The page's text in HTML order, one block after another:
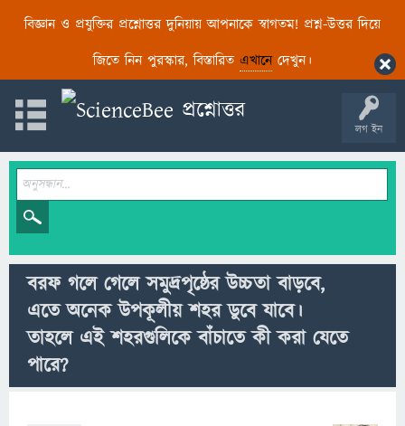
বিজ্ঞান ও প্রযুক্তির প্রশ্নোত্তর দুনিয়ায় আপনাকে স্বাগতম! প্রশ্ন-উত্তর দিয়ে
জিতে নিন পুরস্কার, বিস্তারিত এখানেদেখুন।
লগ ইন
বরফ গলে গেলে সমুদ্রপৃষ্ঠের উচ্চতা বাড়বে,
এতে অনেক উপকূলীয় শহর ডুবে যাবে।
তাহলে এই শহরগুলিকে বাঁচাতে কী করা যেতে
পারে?